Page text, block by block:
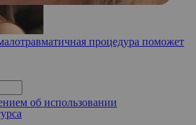
процедура поможет
об использовании